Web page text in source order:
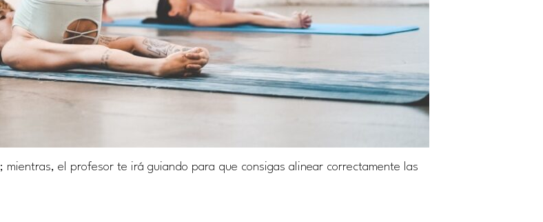
; mientras, el profesor te irá guiando para que consigas alinear correctamente las